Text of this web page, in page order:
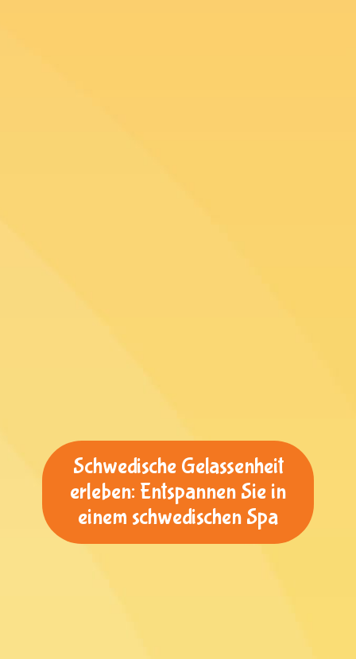
Schwedische Gelassenheit
erleben: Entspannen Sie in
einem schwedischen Spa